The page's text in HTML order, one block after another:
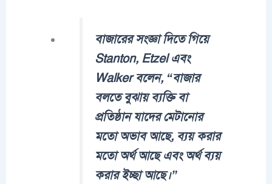
বাজারের সংজ্ঞা দিতে গিয়ে
Stanton, Etzel এবং
Walker বলেন, “বাজার
বলতে বুঝায় ব্যক্তি বা
প্রতিষ্ঠান যাদের মেটানোর
মতো অভাব আছে, ব্যয় করার
মতো অর্থ আছে এবং অর্থ ব্যয়
করার ইচ্ছা আছে।”